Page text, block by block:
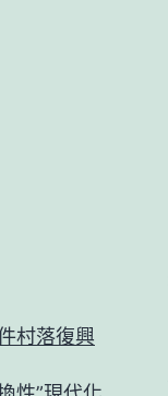
村落復興